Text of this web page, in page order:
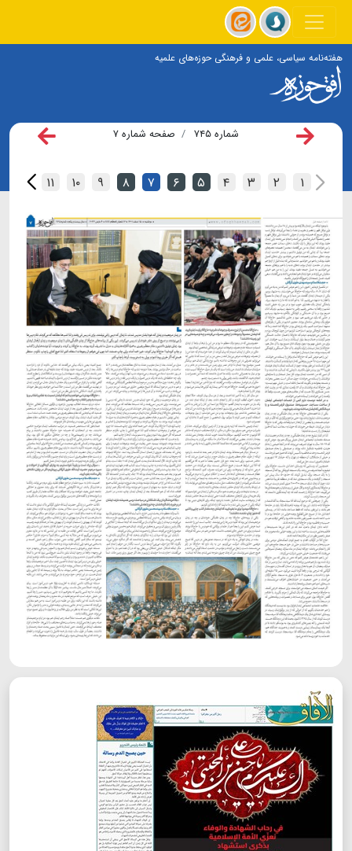
هفته‌نامه سیاسی، علمی و فرهنگی حوزه‌های علمیه
شماره ۷۴۵ صفحه شماره ۷
۱ ۲ ۳ ۴ ۵ ۶ ۷ ۸ ۹ ۱۰ ۱۱ ۱۲